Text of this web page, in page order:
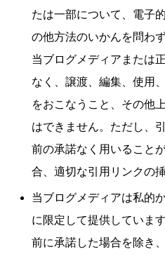
たは一部について、電子
の他方法のいかんを問わ
当ブログメディアまたは
なく、譲渡、編集、使用
をおこなうこと、その他
はできません。ただし、
前の承諾なく用いること
合、適切な引用リンクの
当ブログメディアは私的
に限定して提供していま
前に承諾した場合を除き